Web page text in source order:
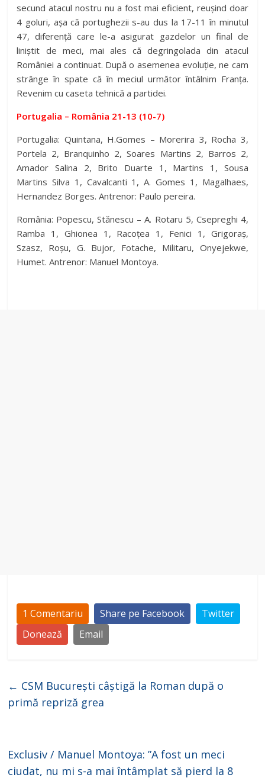
secund atacul nostru nu a fost mai eficient, reușind doar
4 goluri, așa că portughezii s-au dus la 17-11 în minutul
47, diferență care le-a asigurat gazdelor un final de
liniștit de meci, mai ales că degringolada din atacul
României a continuat. După o asemenea evoluție, ne cam
strânge în spate că în meciul următor întâlnim Franța.
Revenim cu caseta tehnică a partidei.
Portugalia – România 21-13 (10-7)
Portugalia: Quintana, H.Gomes – Morerira 3, Rocha 3,
Portela 2, Branquinho 2, Soares Martins 2, Barros 2,
Amador Salina 2, Brito Duarte 1, Martins 1, Sousa
Martins Silva 1, Cavalcanti 1, A. Gomes 1, Magalhaes,
Hernandez Borges. Antrenor: Paulo pereira.
România: Popescu, Stănescu – A. Rotaru 5, Csepreghi 4,
Ramba 1, Ghionea 1, Racoțea 1, Fenici 1, Grigoraș,
Szasz, Roșu, G. Bujor, Fotache, Militaru, Onyejekwe,
Humet. Antrenor: Manuel Montoya.
1 Comentariu Share pe Facebook
Twitter
Donează
Email
← CSM București câștigă la Roman după o
primă repriză grea
Exclusiv / Manuel Montoya: ”A fost un meci
ciudat, nu mi s-a mai întâmplat să pierd la 8